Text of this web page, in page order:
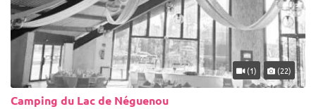
(1) (22)
Camping du Lac de Néguenou